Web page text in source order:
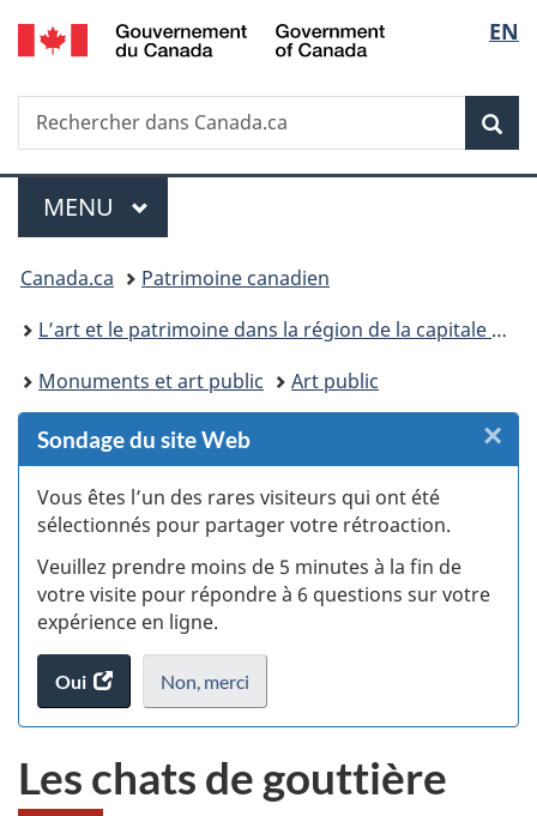
Passer
au
des
Passer
au
principal
Passer
à
Au
du
Passer
à
version
simplifiée
de
la
EN
Recherche
Rechercher
dans
Menu
MENU PRINCIPAL
Vous
êtes
ici :
Canada.ca
Patrimoine canadien
L’art et le patrimoine dans la région de la capitale du Canada
Monuments et art public
Art public
Sondage du site Web
Vous êtes l’un des rares visiteurs qui ont été
sélectionnés pour partager votre rétroaction.
Veuillez prendre moins de 5 minutes à la fin de
votre visite pour répondre à 6 questions sur votre
expérience en ligne.
Oui
accéder
au
Non, je
ne
pas
participer
merci
×
Les chats de gouttière